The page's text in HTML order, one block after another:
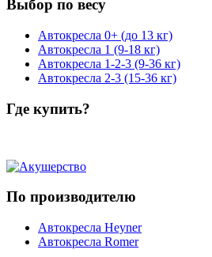
Выбор по весу
Автокресла 0+ (до 13 кг)
Автокресла 1 (9-18 кг)
Автокресла 1-2-3 (9-36 кг)
Автокресла 2-3 (15-36 кг)
Где купить?
По производителю
Автокресла Heyner
Автокресла Romer